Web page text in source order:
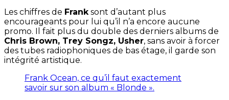
Les chiffres de Franksont d’autant plus
encourageants pour lui qu’il n’a encore aucune
promo. Il fait plus du double des derniers albums de
Chris Brown, Trey Songz, Usher, sans avoir à forcer
des tubes radiophoniques de bas étage, il garde son
intégrité artistique.
Frank Ocean, ce qu’il faut exactement
savoir sur son album « Blonde ».